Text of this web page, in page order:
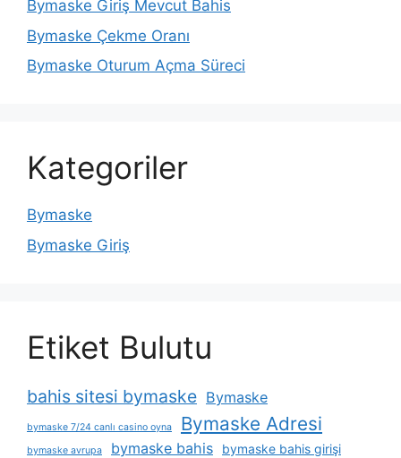
Bymaske Giriş Mevcut Bahis
Bymaske Çekme Oranı
Bymaske Oturum Açma Süreci
Kategoriler
Bymaske
Bymaske Giriş
Etiket Bulutu
bahis sitesi bymaske Bymaske
bymaske 7/24 canlı casino oyna Bymaske Adresi
bymaske avrupa bymaske bahis bymaske bahis girişi